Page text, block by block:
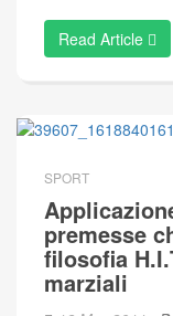
Read Article
SPORT
premesse
filosofia
marziali